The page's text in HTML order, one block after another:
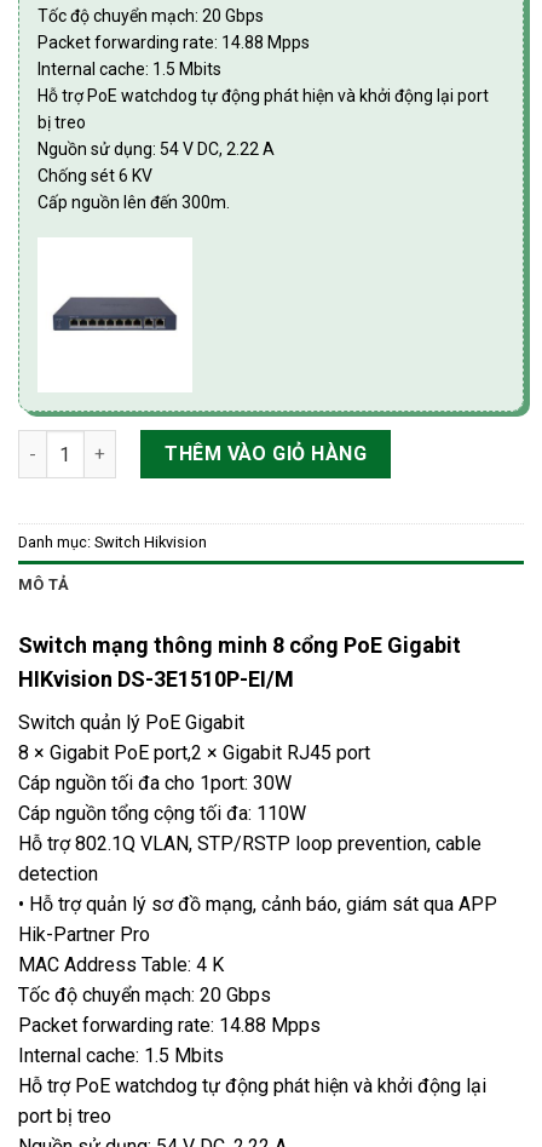
Tốc độ chuyển mạch: 20 Gbps
Packet forwarding rate: 14.88 Mpps
Internal cache: 1.5 Mbits
Hỗ trợ PoE watchdog tự động phát hiện và khởi động lại port
bị treo
Nguồn sử dụng: 54 V DC, 2.22 A
Chống sét 6 KV
Cấp nguồn lên đến 300m.
Switch mạng thông minh 8 cổng PoE Gigabit HIKvision DS-
THÊM VÀO GIỎ HÀNG
Danh mục: Switch Hikvision
MÔ TẢ
Switch mạng thông minh 8 cổng PoE Gigabit
HIKvision DS-3E1510P-EI/M
Switch quản lý PoE Gigabit
8 × Gigabit PoE port,2 × Gigabit RJ45 port
Cáp nguồn tối đa cho 1port: 30W
Cáp nguồn tổng cộng tối đa: 110W
Hỗ trợ 802.1Q VLAN, STP/RSTP loop prevention, cable
detection
• Hỗ trợ quản lý sơ đồ mạng, cảnh báo, giám sát qua APP
Hik-Partner Pro
MAC Address Table: 4 K
Tốc độ chuyển mạch: 20 Gbps
Packet forwarding rate: 14.88 Mpps
Internal cache: 1.5 Mbits
Hỗ trợ PoE watchdog tự động phát hiện và khởi động lại
port bị treo